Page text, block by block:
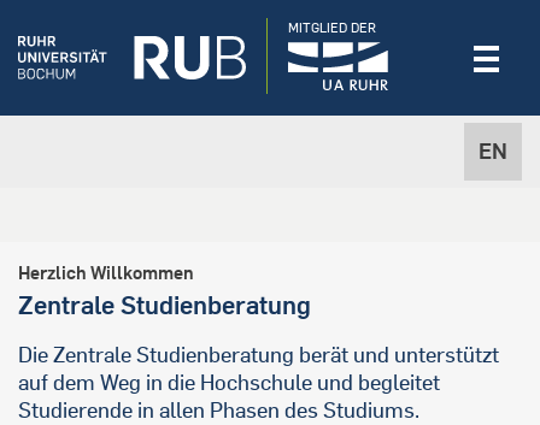
EN
MITGLIED DER
Herzlich Willkommen
Zentrale Studienberatung
Die Zentrale Studienberatung berät und unterstützt
auf dem Weg in die Hochschule und begleitet
Studierende in allen Phasen des Studiums.